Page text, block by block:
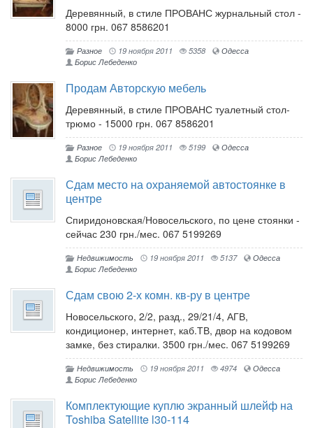
Деревянный, в стиле ПРОВАНС журнальный стол -
8000 грн. 067 8586201
Разное 19 ноября 2011 5358
Одесса
Борис Лебеденко
Продам Авторскую мебель
Деревянный, в стиле ПРОВАНС туалетный стол-
трюмо - 15000 грн. 067 8586201
Разное 19 ноября 2011 5199
Одесса
Борис Лебеденко
Сдам место на охраняемой автостоянке в
центре
Спиридоновская/Новосельского, по цене стоянки -
сейчас 230 грн./мес. 067 5199269
Недвижимость 19 ноября 2011 5137
Одесса
Борис Лебеденко
Сдам свою 2-х комн. кв-ру в центре
Новосельского, 2/2, разд., 29/21/4, АГВ,
кондиционер, интернет, каб.ТВ, двор на кодовом
замке, без стиралки. 3500 грн./мес. 067 5199269
Недвижимость 19 ноября 2011 4974
Одесса
Борис Лебеденко
Комплектующие куплю экранный шлейф на
Toshiba Satellite l30-114